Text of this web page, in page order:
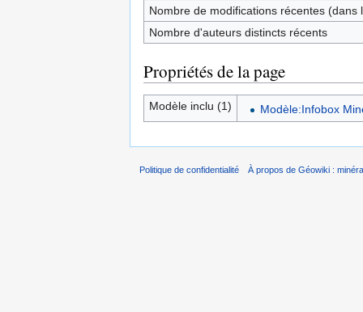
Nombre de modifications récentes (dans
Nombre d'auteurs distincts récents
Propriétés de la page
Modèle inclu (1) Modèle:Infobox
Politique de confidentialité À propos de Géowiki :